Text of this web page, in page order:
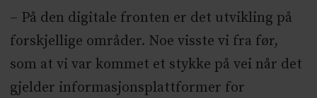
– På den digitale fronten er det utvikling på
forskjellige områder. Noe visste vi fra før,
som at vi var kommet et stykke på vei når det
gjelder informasjonsplattformer for